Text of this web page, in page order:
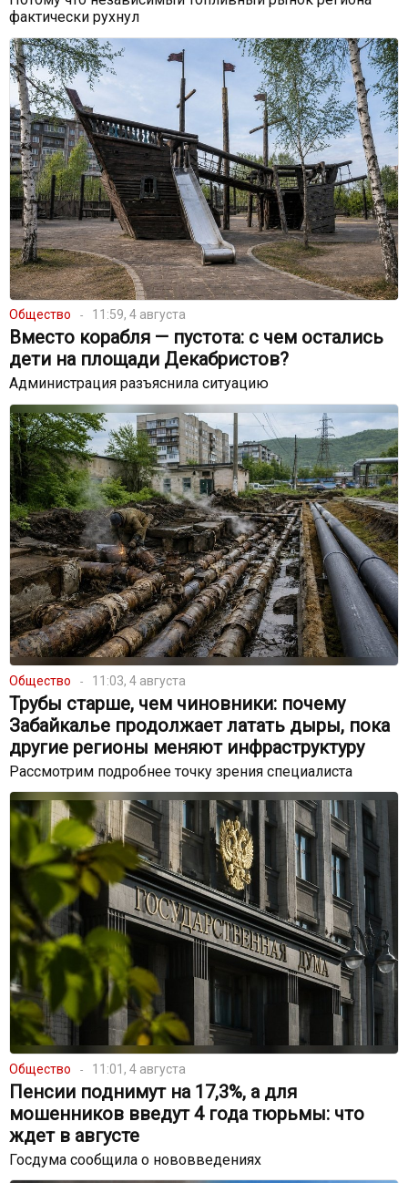
фактически рухнул
Общество 11:59, 4 августа
Вместо корабля — пустота: с чем остались
дети на площади Декабристов?
Администрация разъяснила ситуацию
Общество 11:03, 4 августа
Трубы старше, чем чиновники: почему
Забайкалье продолжает латать дыры, пока
другие регионы меняют инфраструктуру
Рассмотрим подробнее точку зрения специалиста
Общество 11:01, 4 августа
Пенсии поднимут на 17,3%, а для
мошенников введут 4 года тюрьмы: что
ждет в августе
Госдума сообщила о нововведениях